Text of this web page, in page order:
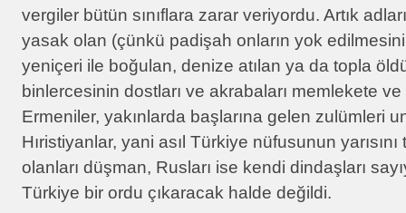
vergiler bütün sınıflara zarar veriyordu. Artık
yasak olan (çünkü padişah onların yok
yeniçeri ile boğulan, denize atılan ya da topla
binlercesinin dostları ve akrabaları memlekete ve
Ermeniler, yakınlarda başlarına gelen zulümleri
Hıristiyanlar, yani asıl Türkiye nüfusunun
olanları düşman, Rusları ise kendi dindaşları
Türkiye bir ordu çıkaracak halde değildi.